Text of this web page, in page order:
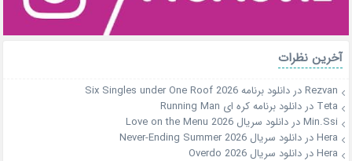
آخرین نظرات
Rezvanدردانلود برنامه Six Singles under One Roof 2026
Teta دردانلود برنامه کره ای Running Man
Min.Ssiدردانلود سریال Love on the Menu 2026
Heraدردانلود سریال Never-Ending Summer 2026
Heraدردانلود سریال Overdo 2026